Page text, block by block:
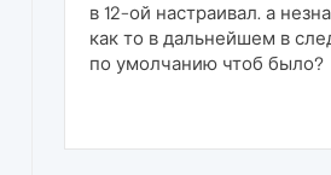
в 12-ой настраивал. а
как то в дальнейшем в
по умолчанию чтоб было?